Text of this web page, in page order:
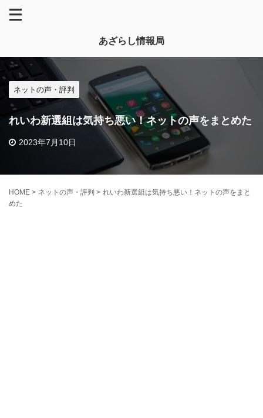
あざらし情報局
ネットの声・評判
れいわ新選組は気持ち悪い！ネットの声をまとめた
2023年7月10日
HOME > ネットの声・評判 > れいわ新選組は気持ち悪い！ネットの声をまと
めた